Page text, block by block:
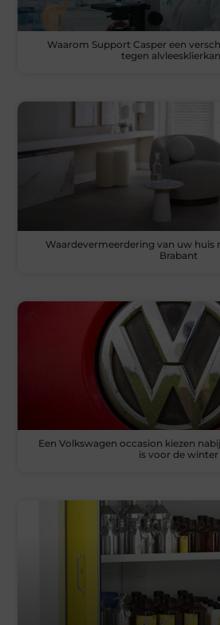
Waarom Support Casper een
tegen
Waardevermeerdering van uw huis
Brabant
Een Volkswagen occasion kiezen
is voor de winter